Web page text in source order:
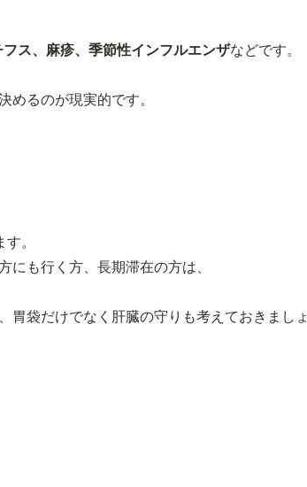
ス、麻疹、季節性インフルエンザなどです。
るのが現実的です。
。
も行く方、長期滞在の方は、
胃袋だけでなく肝臓の守りも考えておきましょ